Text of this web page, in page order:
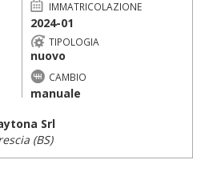
IMMATRICOLAZIONE
2024-01
TIPOLOGIA
nuovo
CAMBIO
manuale
Srl
(BS)